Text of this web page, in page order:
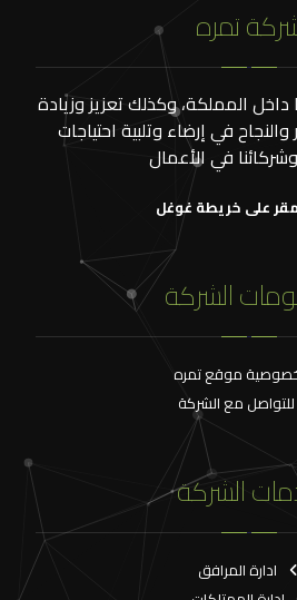
تمره
داخل المملكة، وكذلك تعزيز وزيادة
في إرضاء وتلبية احتياجات
في الأعمال
على خريطة غوغل
الشركة
موقع تمره
للتواصل مع الشركة
الشركة
ادارة المرافق